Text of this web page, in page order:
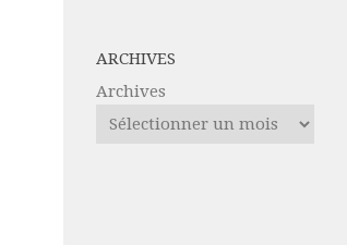
ARCHIVES
Archives